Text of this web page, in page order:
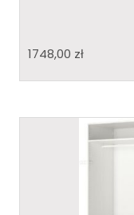
1748,00 zł